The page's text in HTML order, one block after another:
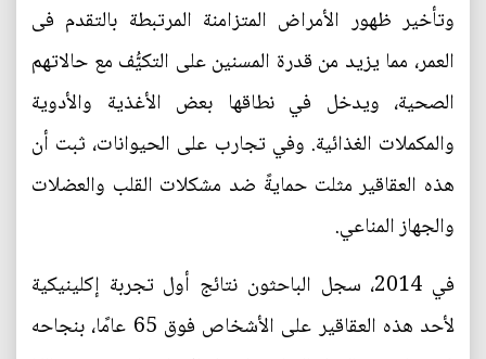
وتأخير ظهور الأمراض المتزامنة المرتبطة بالتقدم فى
العمر، مما يزيد من قدرة المسنين على التكيُّف مع حالاتهم
الصحية، ويدخل في نطاقها بعض الأغذية والأدوية
والمكملات الغذائية. وفي تجارب على الحيوانات، ثبت أن
هذه العقاقير مثلت حمايةً ضد مشكلات القلب والعضلات
والجهاز المناعي.
في 2014، سجل الباحثون نتائج أول تجربة إكلينيكية
لأحد هذه العقاقير على الأشخاص فوق 65 عامًا، بنجاحه